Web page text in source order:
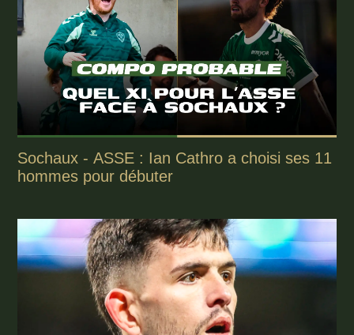
Sochaux - ASSE : Ian Cathro a choisi ses 11
hommes pour débuter